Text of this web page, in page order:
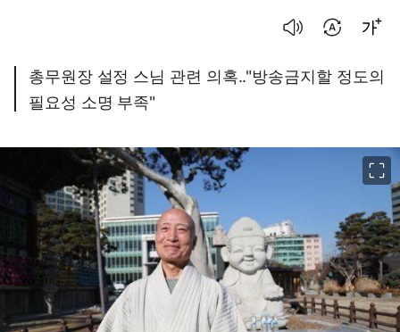
총무원장 설정 스님 관련 의혹.."방송금지할 정도의
필요성 소명 부족"